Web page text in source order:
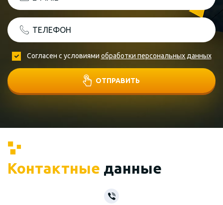
ТЕЛЕФОН
Согласен с условиями обработки персональных данных
ОТПРАВИТЬ
Контактные данные